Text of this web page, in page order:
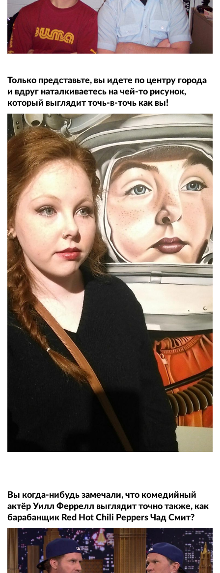
Только представьте, вы идете по центру города
и вдруг наталкиваетесь на чей-то рисунок,
который выглядит точь-в-точь как вы!
Вы когда-нибудь замечали, что комедийный
актёр Уилл Феррелл выглядит точно также, как
барабанщик Red Hot Chili Peppers Чад Смит?